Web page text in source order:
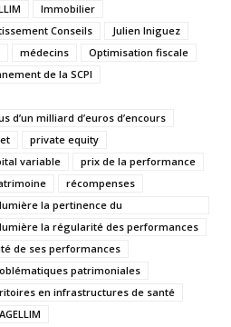
Immobilier
Conseils
Julien Iniguez
médecins
Optimisation fiscale
de la SCPI
d’un milliard d’euros d’encours
private equity
variable
prix de la performance
récompenses
la pertinence du
la régularité des performances
de ses performances
patrimoniales
en infrastructures de santé